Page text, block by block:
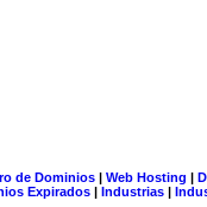
de Dominios| Web Hosting |
Expirados | Industrias |